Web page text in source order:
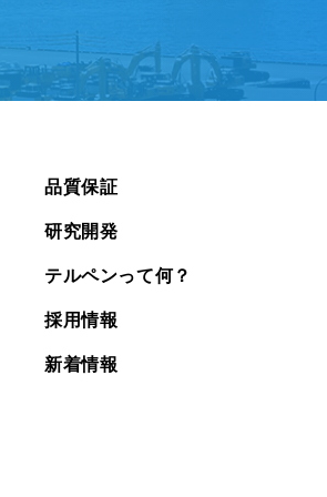
品質保証
研究開発
テルペンって何？
採用情報
新着情報